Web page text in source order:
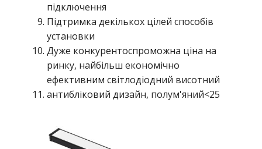
підключення
Підтримка декількох цілей способів
установки
Дуже конкурентоспроможна ціна на
ринку, найбільш економічно
ефективним світлодіодний висотний
антибліковий дизайн, полум'яний<25